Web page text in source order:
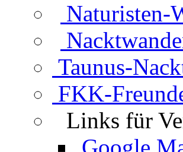
Naturisten-
Taunus-
FKK-
Links für